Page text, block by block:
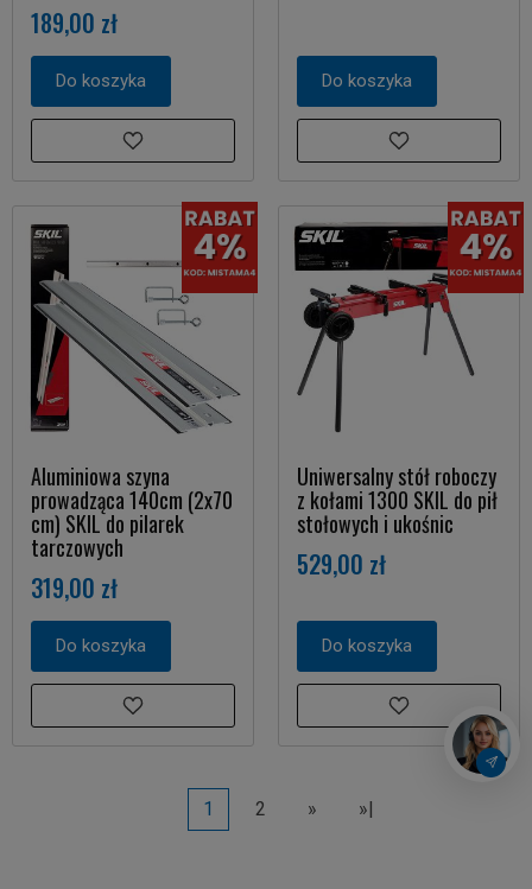
189,00 zł
Do koszyka Do koszyka
Aluminiowa szyna
prowadząca 140cm (2x70
cm) SKIL do pilarek
tarczowych
319,00 zł
Do koszyka
Uniwersalny stół roboczy
z kołami 1300 SKIL do pił
stołowych i ukośnic
529,00 zł
Do koszyka
1 2 » »|